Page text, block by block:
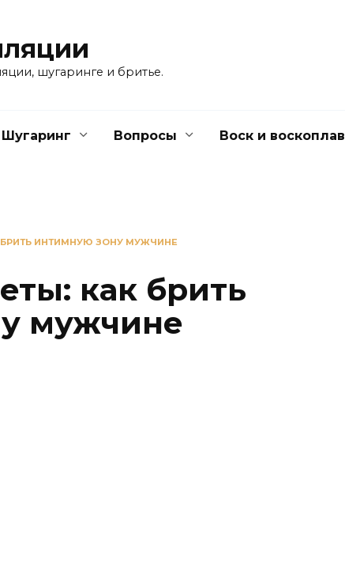
шугаринге и бритье.
Шугаринг Вопросы Воск и воскоплав
ИНТИМНУЮ ЗОНУ МУЖЧИНЕ
как брить
мужчине